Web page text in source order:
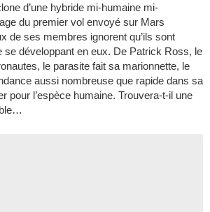
d’une hybride mi-humaine mi-
du premier vol envoyé sur Mars
de ses membres ignorent qu’ils sont
se développant en eux. De Patrick Ross, le
le parasite fait sa marionnette, le
aussi nombreuse que rapide dans sa
pour l’espèce humaine. Trouvera-t-il une